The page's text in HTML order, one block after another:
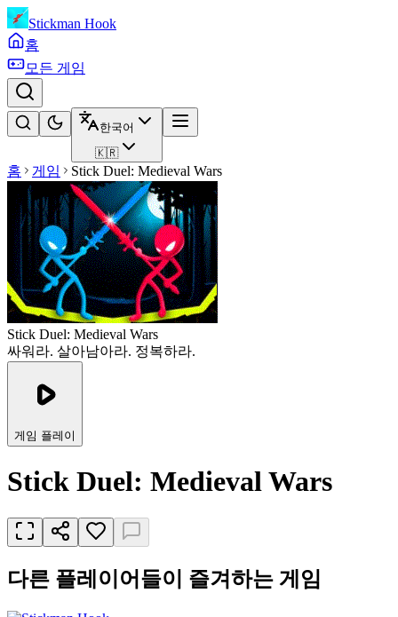
Stickman Hook
홈
모든 게임
한국어
🇰🇷
홈 게임 Stick Duel: Medieval Wars
Stick Duel: Medieval Wars
싸워라. 살아남아라. 정복하라.
게임 플레이
Stick Duel: Medieval Wars
다른 플레이어들이 즐겨하는 게임